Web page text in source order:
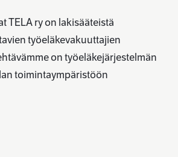
TELA ry on lakisääteistä
työeläkevakuuttajien
on työeläkejärjestelmän
toimintaympäristöön